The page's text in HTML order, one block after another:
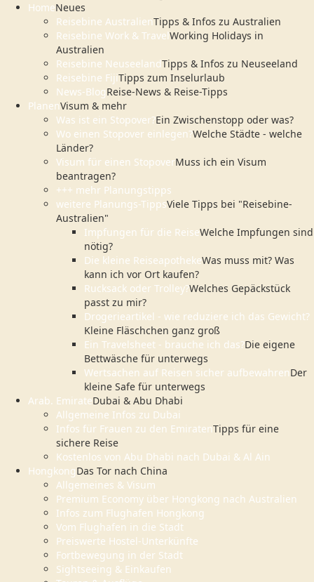
HomeNeues
Reisebine AustralienTipps & Infos zu Australien
Reisebine Work & TravelWorking Holidays in
Australien
Reisebine NeuseelandTipps & Infos zu Neuseeland
Reisebine FijiTipps zum Inselurlaub
News-BlogReise-News & Reise-Tipps
PlanenVisum & mehr
Was ist ein Stopover?Ein Zwischenstopp oder was?
Wo einen Stopover einlegen?Welche Städte - welche
Länder?
Visum für einen StopoverMuss ich ein Visum
beantragen?
+++ mehr Planungstipps
weitere Planungs-TippsViele Tipps bei "Reisebine-
Australien"
Impfungen für die ReiseWelche Impfungen sind
nötig?
Die kleine ReiseapothekeWas muss mit? Was
kann ich vor Ort kaufen?
Rucksack oder Trolley?Welches Gepäckstück
passt zu mir?
Drogerieartikel - wie reduziere ich das Gewicht?
Kleine Fläschchen ganz groß
Ein Travelsheet - brauche ich das?Die eigene
Bettwäsche für unterwegs
Wertsachen auf Reisen sicher aufbewahrenDer
kleine Safe für unterwegs
Arab. EmirateDubai & Abu Dhabi
Allgemeine Infos zu Dubai
Infos für Frauen zu den EmiratenTipps für eine
sichere Reise
Kostenlos von Abu Dhabi nach Dubai & Al Ain
HongkongDas Tor nach China
Allgemeines & Visum
Premium Economy über Hongkong nach Australien
Infos zum Flughafen Hongkong
Vom Flughafen in die Stadt
Preiswerte Hostel-Unterkünfte
Fortbewegung in der Stadt
Sightseeing & Einkaufen